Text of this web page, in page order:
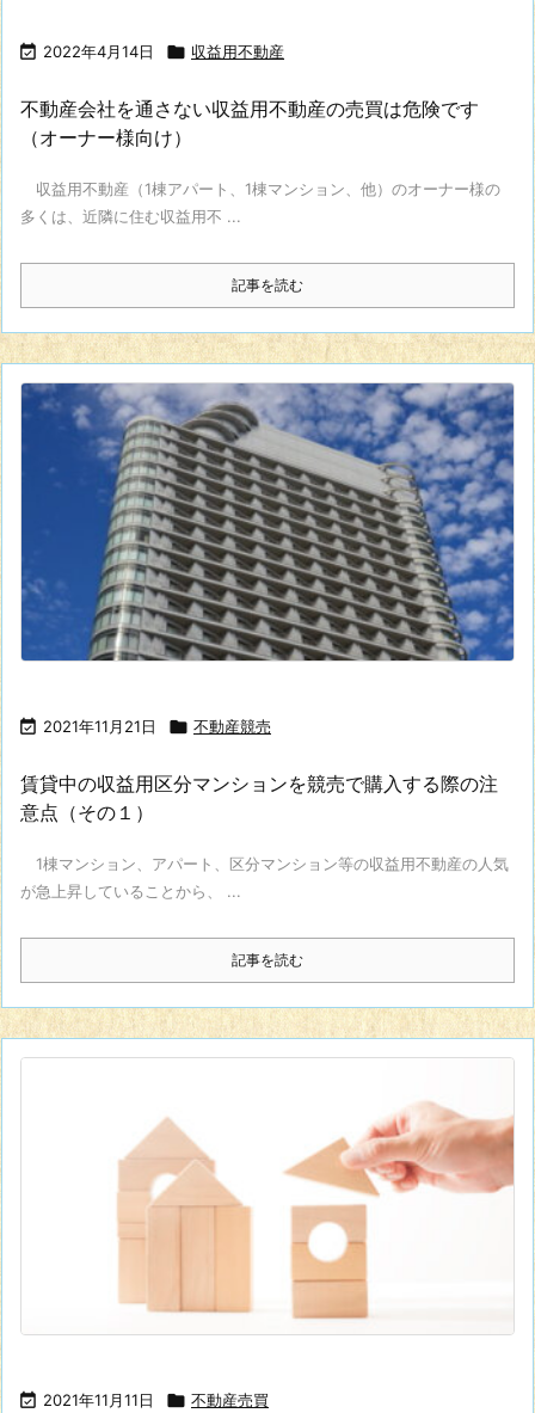
 2022年4月14日  収益用不動産
不動産会社を通さない収益用不動産の売買は危険です
（オーナー様向け）
収益用不動産（1棟アパート、1棟マンション、他）のオーナー様の
多くは、近隣に住む収益用不 ...
記事を読む
 2021年11月21日  不動産競売
賃貸中の収益用区分マンションを競売で購入する際の注
意点（その１）
1棟マンション、アパート、区分マンション等の収益用不動産の人気
が急上昇していることから、 ...
記事を読む
 2021年11月11日  不動産売買